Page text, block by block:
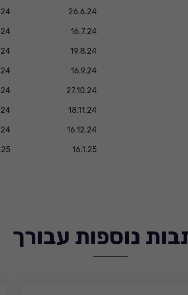
26.6.24
16.7.24
19.8.24
16.9.24
27.10.24
18.11.24
16.12.24
16.1.25
נוספות עבורך